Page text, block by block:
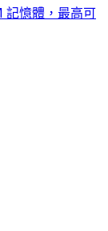
憶體，最高可